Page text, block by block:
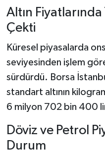
Altın
Çekti
Küresel piyasalarda
seviyesinden işlem
sürdürdü. Borsa
standart altının
6 milyon 702 bin 400
Döviz ve Petrol
Durum